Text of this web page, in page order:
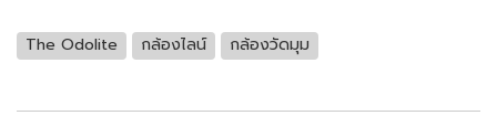
The Odolite กล้องไลน์ กล้องวัดมุม